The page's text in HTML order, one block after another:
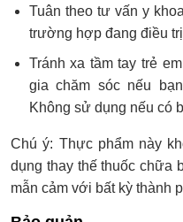
Tuân theo tư vấn y
trường hợp đang điều
Tránh xa tầm tay trẻ
gia chăm sóc nếu
Không sử dụng nếu có
Chú ý: Thực phẩm này
dụng thay thế thuốc chữa
mẫn cảm với bất kỳ thành